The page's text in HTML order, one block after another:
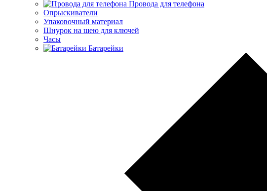
Провода для телефона
Опрыскиватели
Упаковочный материал
Шнурок на шею для ключей
Часы
Батарейки